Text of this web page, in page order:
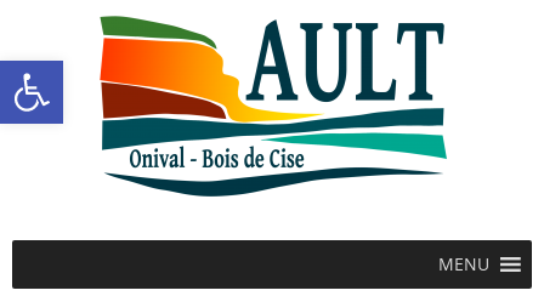
Ouvrir la barre d’outils
MENU